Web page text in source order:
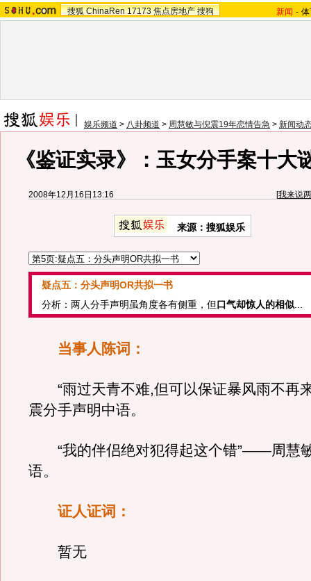
搜狐 ChinaRen 17173 焦点房地产 搜狗 新闻 -
娱乐频道 > 八卦频道 > 周慧敏与倪震19年恋情告急 > 新闻动
《鉴证实录》：玉女分手案十大
2008年12月16日13:16 [我来说
来源：搜狐娱乐
疑点五：分头声明OR共拟一书
分析：两人分手声明虽角度各有侧重，但口气却惊人的相似
当事人陈词：
“雨过天青不难,但可以保证暴风雨不再
震分手声明中语。
“我的伴侣绝对犯得起这个错”——周慧
语。
证人证词：
暂无